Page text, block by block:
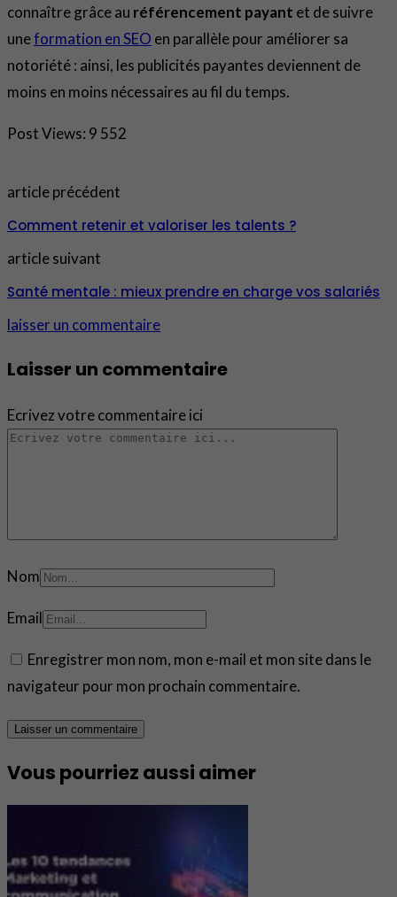
connaître grâce au référencement payant et de suivre
uneformation en SEO en parallèle pour améliorer sa
notoriété : ainsi, les publicités payantes deviennent de
moins en moins nécessaires au fil du temps.
Post Views: 9 552
article précédent
Comment retenir et valoriser les talents ?
article suivant
Santé mentale : mieux prendre en charge vos salariés
laisser un commentaire
Laisser un commentaire
Ecrivez votre commentaire ici
Nom
Email
Enregistrer mon nom, mon e-mail et mon site dans le
navigateur pour mon prochain commentaire.
Vous pourriez aussi aimer